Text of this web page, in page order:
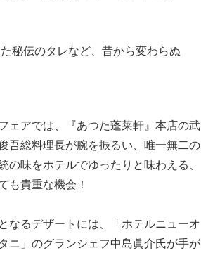
秘伝のタレなど、昔から変わらぬ
ェアでは、『あつた蓬莱軒』本店の武
吾総料理長が腕を振るい、唯一無二の
の味をホテルでゆったりと味わえる、
も貴重な機会！
なるデザートには、「ホテルニューオ
ニ」のグランシェフ中島眞介氏が手が